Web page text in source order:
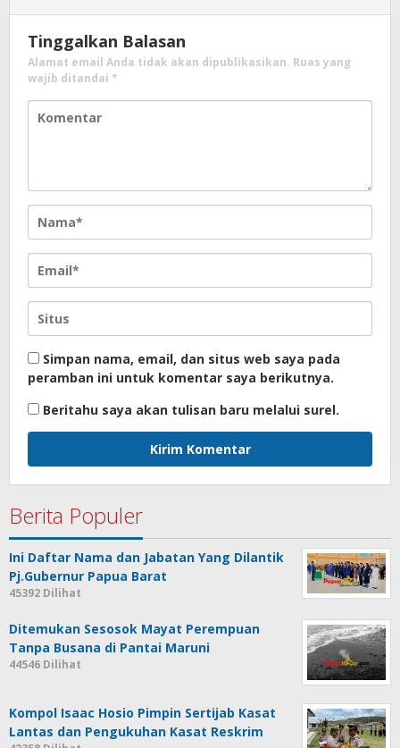
Tinggalkan Balasan
Alamat email Anda tidak akan dipublikasikan. Ruas yang
wajib ditandai *
Simpan nama, email, dan situs web saya pada
peramban ini untuk komentar saya berikutnya.
Beritahu saya akan tulisan baru melalui surel.
Berita Populer
Ini Daftar Nama dan Jabatan Yang Dilantik
Pj.Gubernur Papua Barat
45392 Dilihat
Ditemukan Sesosok Mayat Perempuan
Tanpa Busana di Pantai Maruni
44546 Dilihat
Kompol Isaac Hosio Pimpin Sertijab Kasat
Lantas dan Pengukuhan Kasat Reskrim